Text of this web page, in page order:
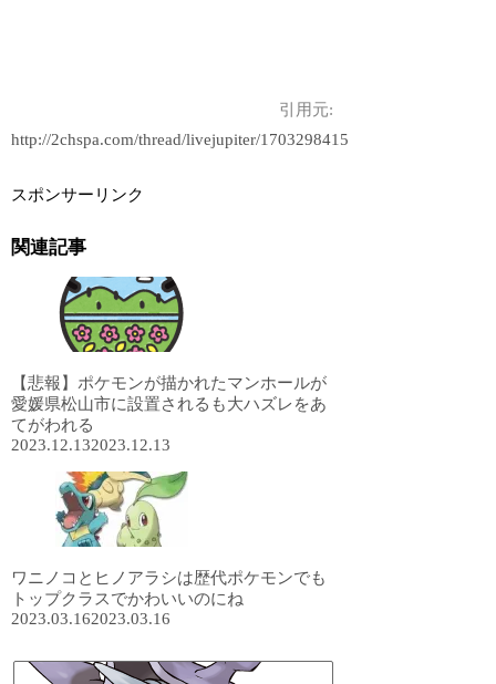
引用元:
http://2chspa.com/thread/livejupiter/1703298415
スポンサーリンク
関連記事
【悲報】ポケモンが描かれたマンホールが
愛媛県松山市に設置されるも大ハズレをあ
てがわれる
2023.12.132023.12.13
ワニノコとヒノアラシは歴代ポケモンでも
トップクラスでかわいいのにね
2023.03.162023.03.16